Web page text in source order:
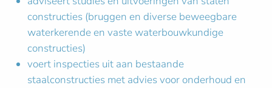
constructies (bruggen en diverse beweegbare
waterkerende en vaste waterbouwkundige
constructies)
voert inspecties uit aan bestaande
staalconstructies met advies voor onderhoud en